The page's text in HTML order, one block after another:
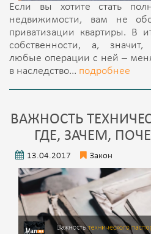
Если вы хотите стать
недвижимости, вам не
приватизации квартиры. В
собственности, а,
любые операции с ней –
в наследство... подробнее
ВАЖНОСТЬ
ГДЕ, ЗАЧЕМ,
13.04.2017 Закон